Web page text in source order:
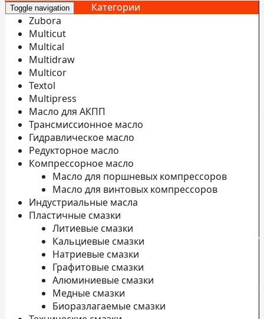
Toggle navigation
Категории
Zubora
Multicut
Multical
Multidraw
Multicor
Textol
Multipress
Масло для АКПП
Трансмиссионное масло
Гидравлическое масло
Редукторное масло
Компрессорное масло
Масло для поршневых компрессоров
Масло для винтовых компрессоров
Индустриальные масла
Пластичные смазки
Литиевые смазки
Кальциевые смазки
Натриевые смазки
Графитовые смазки
Алюминиевые смазки
Медные смазки
Биоразлагаемые смазки